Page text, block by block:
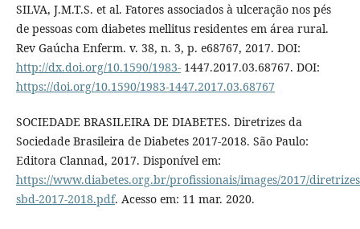
SILVA, J.M.T.S. et al. Fatores associados à ulceração nos pés
de pessoas com diabetes mellitus residentes em área rural.
Rev Gaúcha Enferm. v. 38, n. 3, p. e68767, 2017. DOI:
http://dx.doi.org/10.1590/1983-1447.2017.03.68767. DOI:
https://doi.org/10.1590/1983-1447.2017.03.68767
SOCIEDADE BRASILEIRA DE DIABETES. Diretrizes da
Sociedade Brasileira de Diabetes 2017-2018. São Paulo:
Editora Clannad, 2017. Disponível em:
https://www.diabetes.org.br/profissionais/images/2017/
sbd-2017-2018.pdf. Acesso em: 11 mar. 2020.